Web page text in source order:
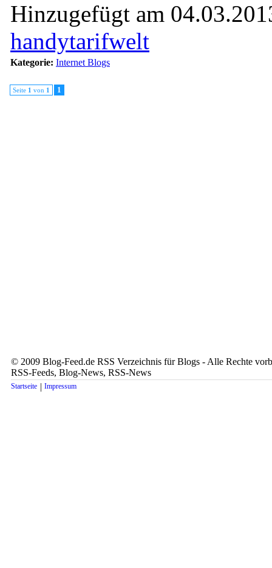
Hinzugefügt am
handytarifwelt
Kategorie: Internet Blogs
Seite 1 von 1 1
© 2009 Blog-Feed.de RSS Verzeichnis für Blogs - Alle Rechte
RSS-Feeds, Blog-News, RSS-News
Startseite | Impressum